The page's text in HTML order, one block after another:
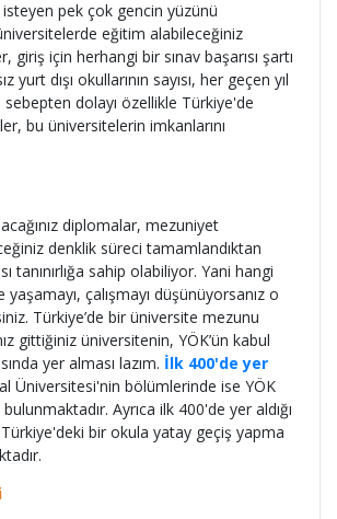
pek çok gencin yüzünü
eğitim alabileceğiniz
giriş için herhangi bir sınav başarısı şartı
yurt dışı okullarının sayısı, her geçen yıl
dolayı özellikle Türkiye'de
bu üniversitelerin imkanlarını
diplomalar, mezuniyet
denklik süreci tamamlandıktan
tanınırlığa sahip olabiliyor. Yani hangi
çalışmayı düşünüyorsanız o
Türkiye’de bir üniversite mezunu
gittiğiniz üniversitenin, YÖK’ün kabul
yer alması lazım. İlk 400'de yer
Üniversitesi'nin bölümlerinde ise YÖK
Ayrıca ilk 400'de yer aldığı
bir okula yatay geçiş yapma